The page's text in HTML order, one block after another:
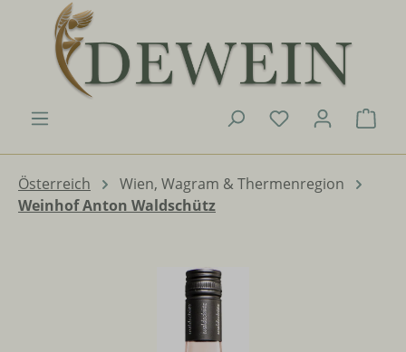
Zum Hauptinhalt springen
Du hast 0
Österreich
Wien, Wagram & Thermenregion
Weinhof Anton Waldschütz